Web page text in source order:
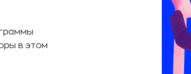
в этом